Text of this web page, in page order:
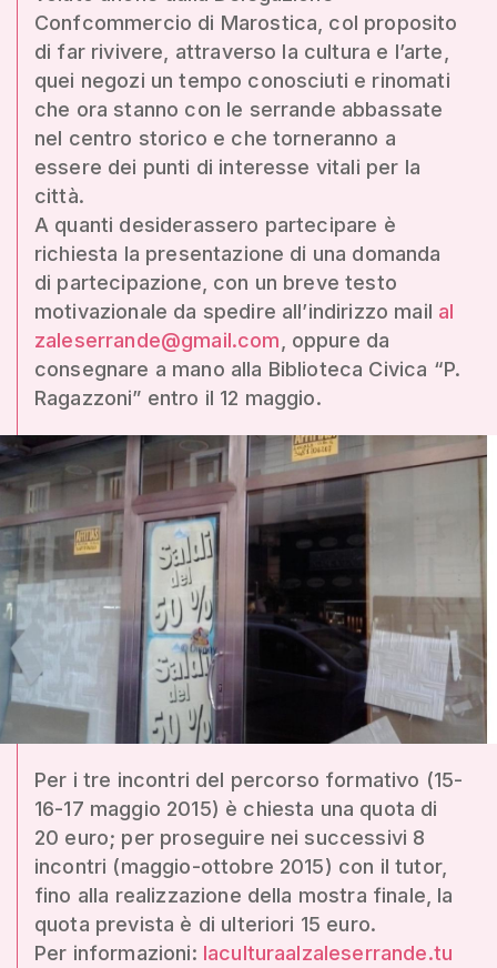
Confcommercio di Marostica, col proposito
di far rivivere, attraverso la cultura e l’arte,
quei negozi un tempo conosciuti e rinomati
che ora stanno con le serrande abbassate
nel centro storico e che torneranno a
essere dei punti di interesse vitali per la
città.
A quanti desiderassero partecipare è
richiesta la presentazione di una domanda
di partecipazione, con un breve testo
motivazionale da spedire all’indirizzo mail al
zaleserrande@gmail.com , oppure da
consegnare a mano alla Biblioteca Civica “P.
Ragazzoni” entro il 12 maggio.
Per i tre incontri del percorso formativo (15-
16-17 maggio 2015) è chiesta una quota di
20 euro; per proseguire nei successivi 8
incontri (maggio-ottobre 2015) con il tutor,
fino alla realizzazione della mostra finale, la
quota prevista è di ulteriori 15 euro.
Per informazioni: laculturaalzaleserrande.tu